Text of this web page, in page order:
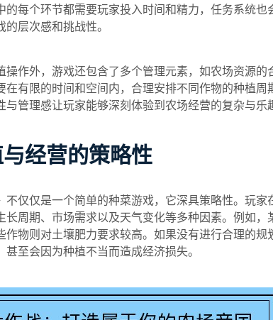
的每个环节都需要玩家投入时间和精力，任务系统也
层次感和挑战性。
操作外，游戏还包含了多个管理元素，如农场资源的
在有限的时间和空间内，合理安排不同作物的种植周
与管理感让玩家能够深刻体验到农场经营的复杂与乐
经营的策略性
不仅仅是一个简单的种菜游戏，它深具策略性。玩
长周期、市场需求以及天气变化等多种因素。例如，
作物则对土壤肥力要求较高。如果没有进行合理的规
甚至会因为种植不当而造成经济损失。